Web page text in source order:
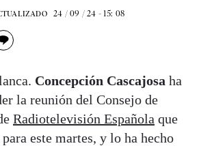
24 / 09 / 24 - 15: 08
Concepción Cascajosa ha
la reunión del Consejo de
Radiotelevisión Española que
este martes, y lo ha hecho